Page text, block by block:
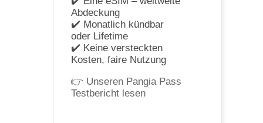
Abdeckung
✔️ Monatlich kündbar
oder Lifetime
✔️ Keine versteckten
Kosten, faire Nutzung
👉 Unseren Pangia Pass
Testbericht lesen